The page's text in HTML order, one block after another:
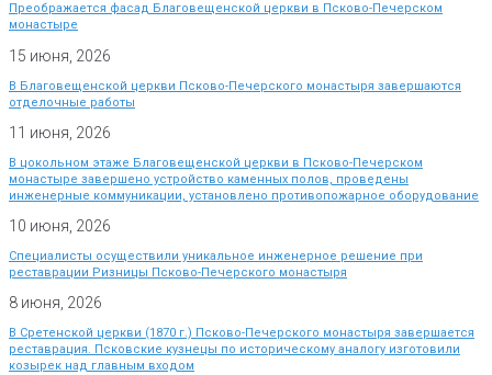
Преображается фасад Благовещенской церкви в Псково-Печерском
монастыре
15 июня, 2026
В Благовещенской церкви Псково-Печерского монастыря завершаются
отделочные работы
11 июня, 2026
В цокольном этаже Благовещенской церкви в Псково-Печерском
монастыре завершено устройство каменных полов, проведены
инженерные коммуникации, установлено противопожарное оборудование
10 июня, 2026
Специалисты осуществили уникальное инженерное решение при
реставрации Ризницы Псково-Печерского монастыря
8 июня, 2026
В Сретенской церкви (1870 г.) Псково-Печерского монастыря завершается
реставрация. Псковские кузнецы по историческому аналогу изготовили
козырек над главным входом